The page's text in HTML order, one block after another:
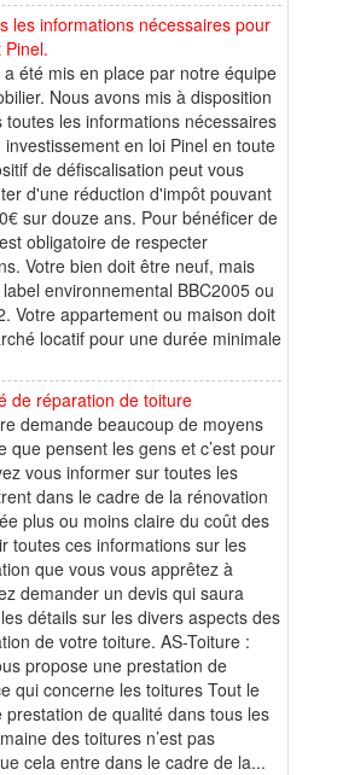
les informations nécessaires pour
Pinel.
été mis en place par notre équipe
Nous avons mis à disposition
toutes les informations nécessaires
en loi Pinel en toute
de défiscalisation peut vous
d'une réduction d'impôt pouvant
sur douze ans. Pour bénéficer de
obligatoire de respecter
Votre bien doit être neuf, mais
environnemental BBC2005 ou
Votre appartement ou maison doit
locatif pour une durée minimale
de réparation de toiture
demande beaucoup de moyens
que pensent les gens et c’est pour
vous informer sur toutes les
dans le cadre de la rénovation
plus ou moins claire du coût des
toutes ces informations sur les
que vous vous apprêtez à
demander un devis qui saura
détails sur les divers aspects des
de votre toiture. AS-Toiture :
propose une prestation de
qui concerne les toitures Tout le
prestation de qualité dans tous les
des toitures n’est pas
cela entre dans le cadre de la...